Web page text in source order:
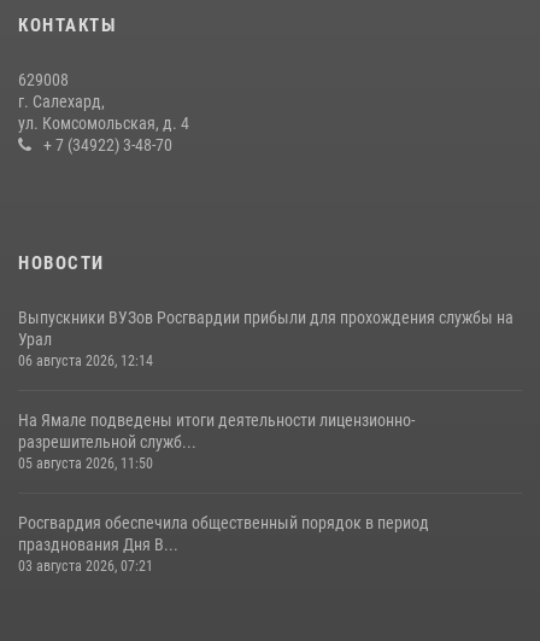
14 июля 2026, 06:53
КОНТАКТЫ
629008
г. Салехард,
ул. Комсомольская, д. 4
+ 7 (34922) 3-48-70
НОВОСТИ
Выпускники ВУЗов Росгвардии прибыли для прохождения службы на
Урал
06 августа 2026, 12:14
На Ямале подведены итоги деятельности лицензионно-
разрешительной служб...
05 августа 2026, 11:50
Росгвардия обеспечила общественный порядок в период
празднования Дня В...
03 августа 2026, 07:21